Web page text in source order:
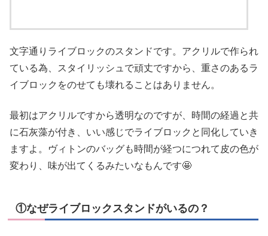
文字通りライブロックのスタンドです。アクリルで作られ
ている為、スタイリッシュで頑丈ですから、重さのあるラ
イブロックをのせても壊れることはありません。
最初はアクリルですから透明なのですが、時間の経過と共
に石灰藻が付き、いい感じでライブロックと同化していき
ますよ。ヴィトンのバッグも時間が経つにつれて皮の色が
変わり、味が出てくるみたいなもんです🤩
①なぜライブロックスタンドがいるの？